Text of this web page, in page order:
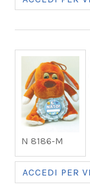
N 8186-M
ACCEDI PER